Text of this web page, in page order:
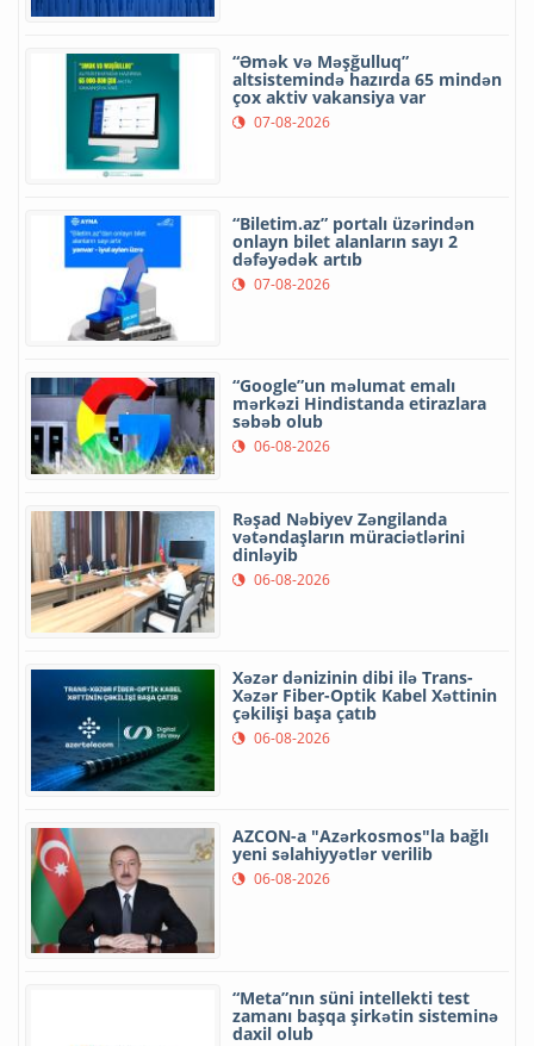
“Əmək və Məşğulluq”
altsistemində hazırda 65 mindən
çox aktiv vakansiya var
07-08-2026
“Biletim.az” portalı üzərindən
onlayn bilet alanların sayı 2
dəfəyədək artıb
07-08-2026
“Google”un məlumat emalı
mərkəzi Hindistanda etirazlara
səbəb olub
06-08-2026
Rəşad Nəbiyev Zəngilanda
vətəndaşların müraciətlərini
dinləyib
06-08-2026
Xəzər dənizinin dibi ilə Trans-
Xəzər Fiber-Optik Kabel Xəttinin
çəkilişi başa çatıb
06-08-2026
AZCON-a "Azərkosmos"la bağlı
yeni səlahiyyətlər verilib
06-08-2026
“Meta”nın süni intellekti test
zamanı başqa şirkətin sisteminə
daxil olub